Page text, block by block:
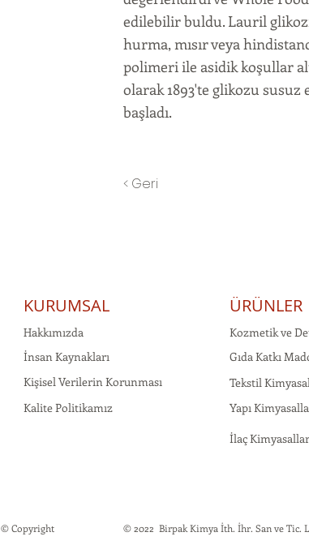
edilebilir buldu. Lauril
hurma, mısır veya
polimeri ile asidik koşullar
olarak 1893'te glikozu
başladı.
< Geri
KURUMSAL
Hakkımızda
İnsan Kaynakları
Kişisel Verilerin Korunması
Kalite Politikamız
ÜRÜNLER
Kozmetik ve
Gıda Katkı
Tekstil
Yapı
İlaç
© Copyright © 2022 Birpak Kimya İth. İhr. San ve Tic.